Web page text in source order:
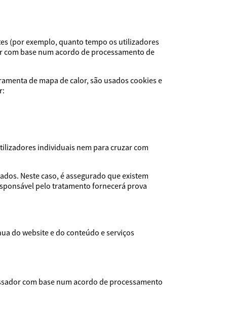
(por exemplo, quanto tempo os utilizadores
base num acordo de processamento de
de mapa de calor, são usados cookies e
individuais nem para cruzar com
Neste caso, é assegurado que existem
pelo tratamento fornecerá prova
do website e do conteúdo e serviços
com base num acordo de processamento